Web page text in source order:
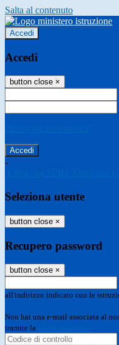
Salta al contenuto
Accedi
Accedi
button close ×
-
Seleziona utente
button close ×
Recupero password
button close ×
all'indirizzo indicato con le
Non hai una e-mail associata al
tramite la